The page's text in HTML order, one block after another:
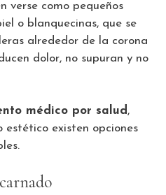
verse como pequeños
o blanquecinas, que se
alrededor de la corona
dolor, no supuran y no
médico por salud,
estético existen opciones